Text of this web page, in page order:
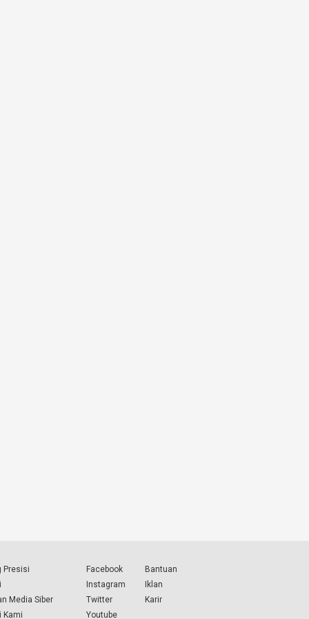
Presisi
Media Siber
Kami
Facebook
Instagram
Twitter
Youtube
Bantuan
Iklan
Karir